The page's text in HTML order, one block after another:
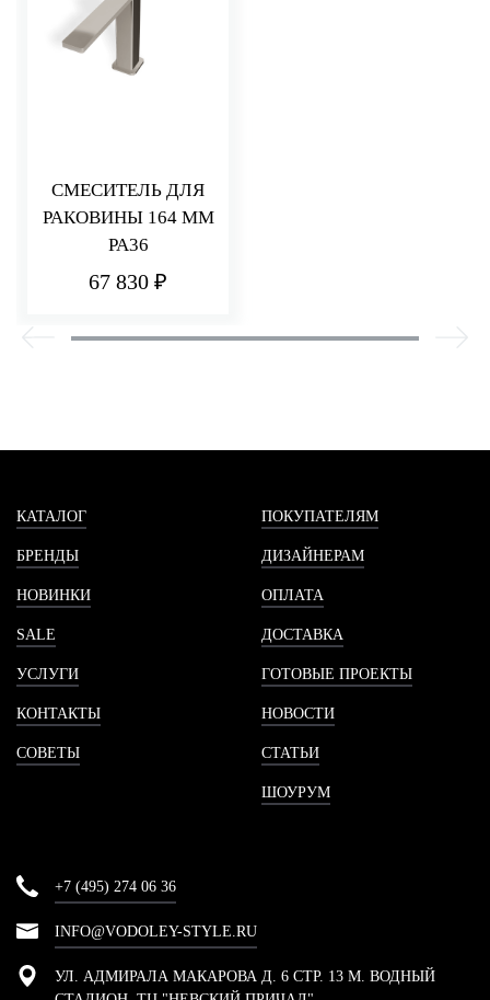
СМЕСИТЕЛЬ ДЛЯ
РАКОВИНЫ 164 ММ
PA36
67 830 ₽
КАТАЛОГ
БРЕНДЫ
НОВИНКИ
SALE
УСЛУГИ
КОНТАКТЫ
СОВЕТЫ
ПОКУПАТЕЛЯМ
ДИЗАЙНЕРАМ
ОПЛАТА
ДОСТАВКА
ГОТОВЫЕ ПРОЕКТЫ
НОВОСТИ
СТАТЬИ
ШОУРУМ
+7 (495) 274 06 36
INFO@VODOLEY-STYLE.RU
УЛ. АДМИРАЛА МАКАРОВА Д. 6 СТР. 13 М. ВОДНЫЙ